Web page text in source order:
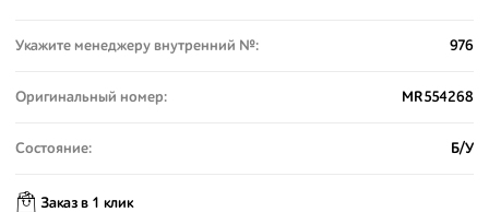
Укажите менеджеру внутренний №: 976
Оригинальный номер: MR554268
Состояние: Б/У
Заказ в 1 клик